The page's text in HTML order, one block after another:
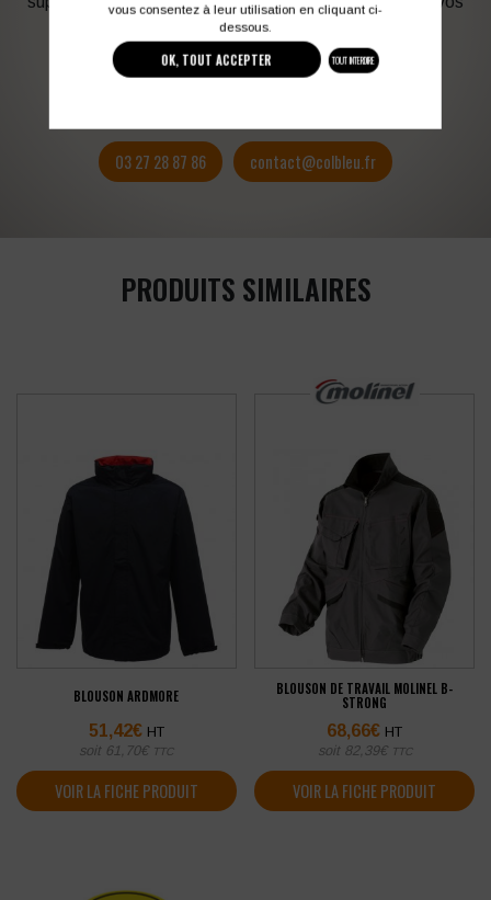
besoins d’image. Profitez de son expérience !
03 27 28 87 86 contact@colbleu.fr
PRODUITS SIMILAIRES
BLOUSON ARDMORE
51,42€ HT
soit 61,70€ TTC
VOIR LA FICHE PRODUIT
BLOUSON DE TRAVAIL MOLINEL B-
STRONG
68,66€ HT
soit 82,39€ TTC
VOIR LA FICHE PRODUIT
vous consentez à leur utilisation en cliquant ci-
dessous.
OK, TOUT ACCEPTER TOUT INTERDIRE